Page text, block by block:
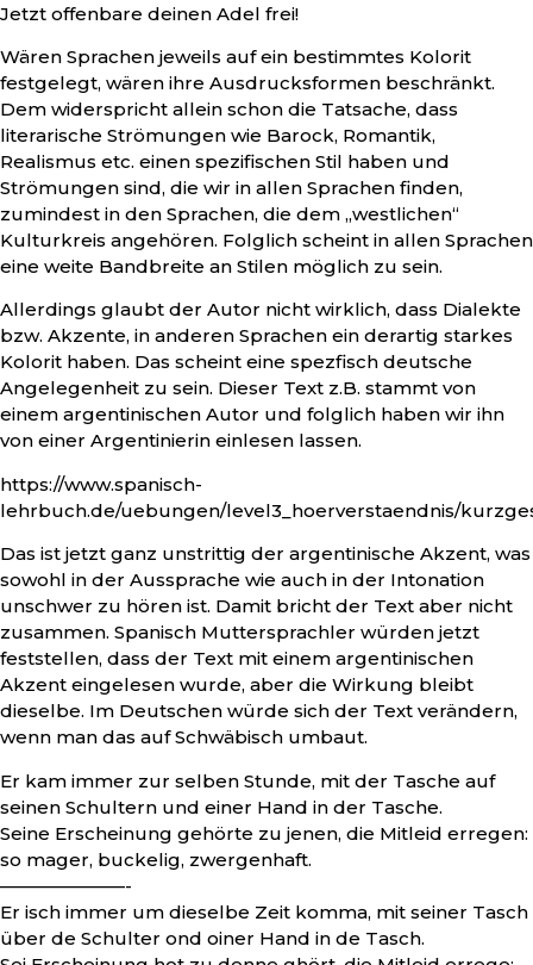
Jetzt offenbare deinen Adel frei!
Wären Sprachen jeweils auf ein bestimmtes Kolorit
festgelegt, wären ihre Ausdrucksformen beschränkt.
Dem widerspricht allein schon die Tatsache, dass
literarische Strömungen wie Barock, Romantik,
Realismus etc. einen spezifischen Stil haben und
Strömungen sind, die wir in allen Sprachen finden,
zumindest in den Sprachen, die dem „westlichen“
Kulturkreis angehören. Folglich scheint in allen Sprachen
eine weite Bandbreite an Stilen möglich zu sein.
Allerdings glaubt der Autor nicht wirklich, dass Dialekte
bzw. Akzente, in anderen Sprachen ein derartig starkes
Kolorit haben. Das scheint eine spezfisch deutsche
Angelegenheit zu sein. Dieser Text z.B. stammt von
einem argentinischen Autor und folglich haben wir ihn
von einer Argentinierin einlesen lassen.
https://www.spanisch-
lehrbuch.de/uebungen/level3_hoerverstaendnis/
Das ist jetzt ganz unstrittig der argentinische Akzent, was
sowohl in der Aussprache wie auch in der Intonation
unschwer zu hören ist. Damit bricht der Text aber nicht
zusammen. Spanisch Muttersprachler würden jetzt
feststellen, dass der Text mit einem argentinischen
Akzent eingelesen wurde, aber die Wirkung bleibt
dieselbe. Im Deutschen würde sich der Text verändern,
wenn man das auf Schwäbisch umbaut.
Er kam immer zur selben Stunde, mit der Tasche auf
seinen Schultern und einer Hand in der Tasche.
Seine Erscheinung gehörte zu jenen, die Mitleid erregen:
so mager, buckelig, zwergenhaft.
———————-
Er isch immer um dieselbe Zeit komma, mit seiner Tasch
über de Schulter ond oiner Hand in de Tasch.